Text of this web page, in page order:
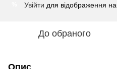
Увійти для відображення
До обраного
Опис